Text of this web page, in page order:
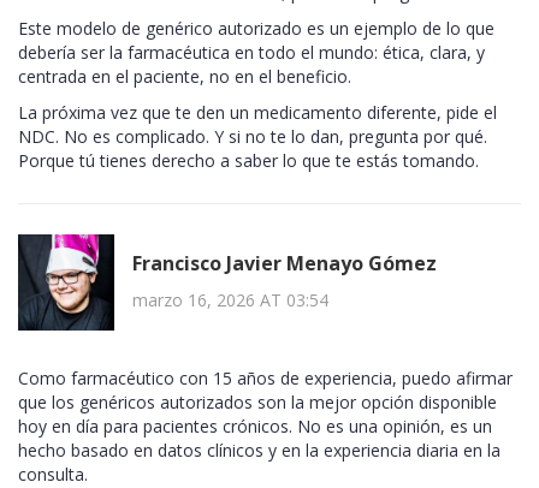
Este modelo de genérico autorizado es un ejemplo de lo que
debería ser la farmacéutica en todo el mundo: ética, clara, y
centrada en el paciente, no en el beneficio.
La próxima vez que te den un medicamento diferente, pide el
NDC. No es complicado. Y si no te lo dan, pregunta por qué.
Porque tú tienes derecho a saber lo que te estás tomando.
Francisco Javier Menayo Gómez
marzo 16, 2026 AT 03:54
Como farmacéutico con 15 años de experiencia, puedo afirmar
que los genéricos autorizados son la mejor opción disponible
hoy en día para pacientes crónicos. No es una opinión, es un
hecho basado en datos clínicos y en la experiencia diaria en la
consulta.